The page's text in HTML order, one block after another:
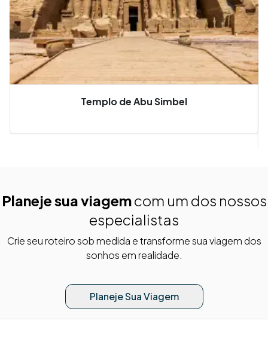
Templo de Abu Simbel
Planeje sua viagemcom um dos nossos
especialistas
Crie seu roteiro sob medida e transforme sua viagem dos
sonhos em realidade.
Planeje Sua Viagem